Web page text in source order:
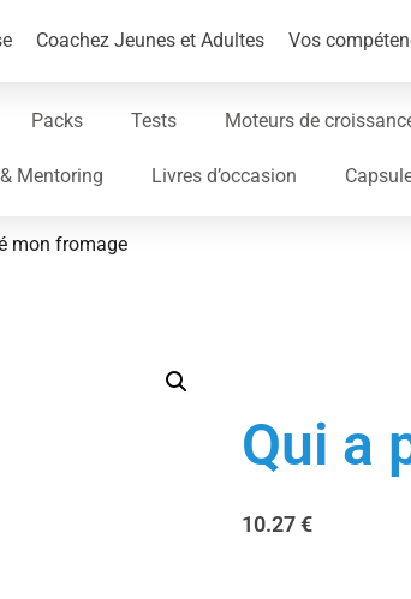
Coachez Jeunes et Adultes Vos
Packs Tests Moteurs de
Mentoring Livres d’occasion
mon fromage
Qui a
10.27€